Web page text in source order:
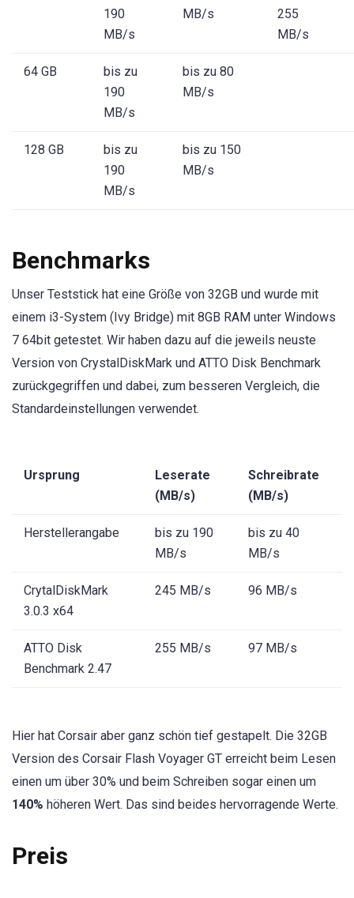
190
MB/s
MB/s
255
MB/s
64 GB
bis zu
190
MB/s
bis zu 80
MB/s
128 GB
bis zu
190
MB/s
bis zu 150
MB/s
Benchmarks
Unser Teststick hat eine Größe von 32GB und wurde mit
einem i3-System (Ivy Bridge) mit 8GB RAM unter Windows
7 64bit getestet. Wir haben dazu auf die jeweils neuste
Version von CrystalDiskMark und ATTO Disk Benchmark
zurückgegriffen und dabei, zum besseren Vergleich, die
Standardeinstellungen verwendet.
Ursprung
Leserate
(MB/s)
Schreibrate
(MB/s)
Herstellerangabe
bis zu 190
MB/s
bis zu 40
MB/s
CrytalDiskMark
3.0.3 x64
245 MB/s 96 MB/s
ATTO Disk
Benchmark 2.47
255 MB/s 97 MB/s
Hier hat Corsair aber ganz schön tief gestapelt. Die 32GB
Version des Corsair Flash Voyager GT erreicht beim Lesen
einen um über 30% und beim Schreiben sogar einen um
140% höheren Wert. Das sind beides hervorragende Werte.
Preis